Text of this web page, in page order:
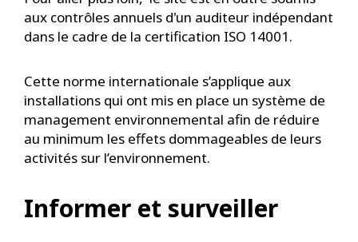
aux contrôles annuels d'un auditeur indépendant
dans le cadre de la certification ISO 14001.
Cette norme internationale s’applique aux
installations qui ont mis en place un système de
management environnemental afin de réduire
au minimum les effets dommageables de leurs
activités sur l’environnement.
Informer et surveiller